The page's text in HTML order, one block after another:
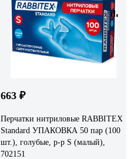
663 ₽
Перчатки нитриловые RABBITEX
Standard УПАКОВКА 50 пар (100
шт.), голубые, р-р S (малый),
702151